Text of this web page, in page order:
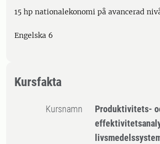
15 hp nationalekonomi på avancerad
Engelska 6
Kursfakta
Kursnamn
Produktivitets-